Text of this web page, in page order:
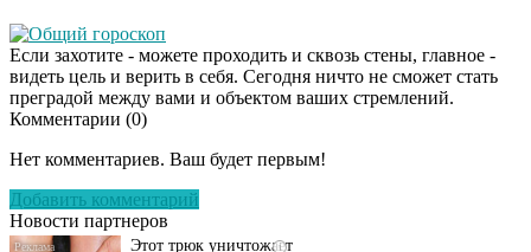
Общий гороскоп
Если захотите - можете проходить и сквозь стены, главное -
видеть цель и верить в себя. Сегодня ничто не сможет стать
преградой между вами и объектом ваших стремлений.
Комментарии (0)
Нет комментариев. Ваш будет первым!
Добавить комментарий
Новости партнеров
Даже самый
исчезнет с корнем,
i
Этот трюк уничтожает